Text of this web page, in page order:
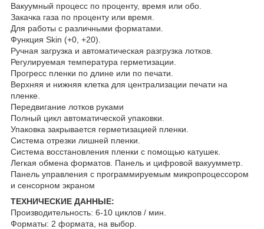
Вакуумный процесс по проценту, время или обо.
Закачка газа по проценту или время.
Для работы с различными форматами.
Функция Skin (+0, +20).
Ручная загрузка и автоматическая разгрузка лотков.
Регулируемая температура герметизации.
Прогресс пленки по длине или по печати.
Верхняя и нижняя клетка для централизации печати на
пленке.
Передвигание лотков руками
Полный цикл автоматической упаковки.
Упаковка закрывается герметизацией пленки.
Система отрезки лишней пленки.
Система восстановления пленки с помощью катушек.
Легкая обмена форматов. Панель и цифровой вакуумметр.
Панель управления с программируемым микропроцессором
и сенсорном экраном
ТЕХНИЧЕСКИЕ ДАННЫЕ:
Производительность: 6-10 циклов / мин.
Форматы: 2 формата, на выбор.